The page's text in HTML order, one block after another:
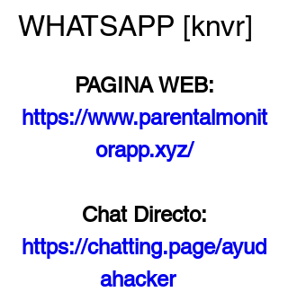
WHATSAPP [knvr]
PAGINA WEB:
https://www.parentalmonit
orapp.xyz/
Chat Directo:
https://chatting.page/ayud
ahacker